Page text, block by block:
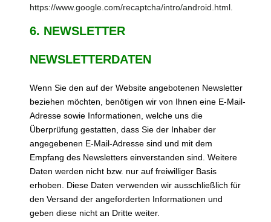
https://www.google.com/recaptcha/intro/android.html
6. NEWSLETTER
NEWSLETTERDATEN
Wenn Sie den auf der Website angebotenen Newsletter
beziehen möchten, benötigen wir von Ihnen eine E-Mail-
Adresse sowie Informationen, welche uns die
Überprüfung gestatten, dass Sie der Inhaber der
angegebenen E-Mail-Adresse sind und mit dem
Empfang des Newsletters einverstanden sind. Weitere
Daten werden nicht bzw. nur auf freiwilliger Basis
erhoben. Diese Daten verwenden wir ausschließlich für
den Versand der angeforderten Informationen und
geben diese nicht an Dritte weiter.